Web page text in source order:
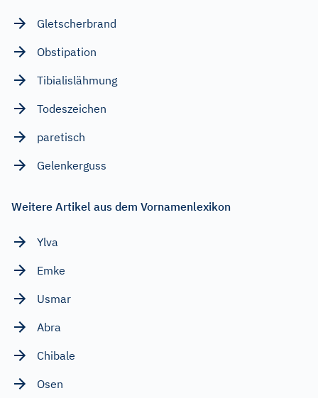
Gletscherbrand
Obstipation
Tibialislähmung
Todeszeichen
paretisch
Gelenkerguss
Weitere Artikel aus dem Vornamenlexikon
Ylva
Emke
Usmar
Abra
Chibale
Osen